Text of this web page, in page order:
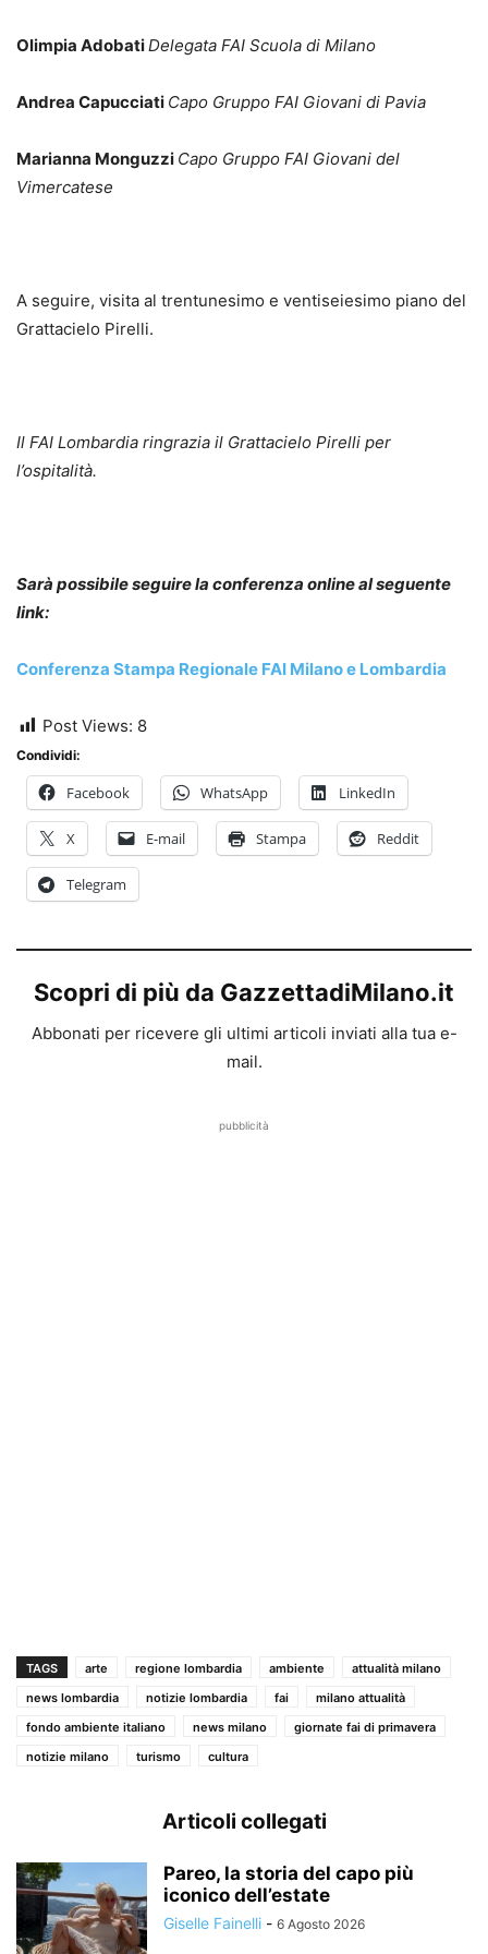
Olimpia AdobatiDelegata FAI Scuola di Milano
Andrea Capucciati Capo Gruppo FAI Giovani di Pavia
Marianna Monguzzi Capo Gruppo FAI Giovani del
Vimercatese
A seguire, visita al trentunesimo e ventiseiesimo piano del
Grattacielo Pirelli.
Il FAI Lombardia ringrazia il Grattacielo Pirelli per
l’ospitalità.
Sarà possibile seguire la conferenza online al seguente
link:
Conferenza Stampa Regionale FAI Milano e Lombardia
Post Views: 8
Condividi:
Facebook WhatsApp LinkedIn
X E-mail Stampa Reddit
Telegram
Scopri di più da GazzettadiMilano.it
Abbonati per ricevere gli ultimi articoli inviati alla tua e-
mail.
pubblicità
TAGS arte regione lombardia ambiente
attualità milano
news lombardia
notizie lombardia fai
milano attualità
fondo ambiente italiano
news milano
giornate fai di primavera
notizie milano
turismo cultura
Articoli collegati
Pareo, la storia del capo più
iconico dell’estate
Giselle Fainelli - 6 Agosto 2026